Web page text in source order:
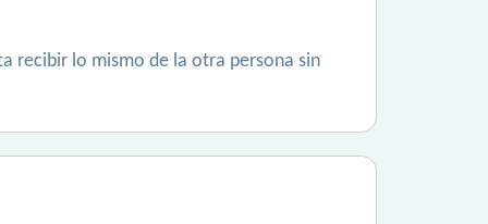
recibir lo mismo de la otra persona sin